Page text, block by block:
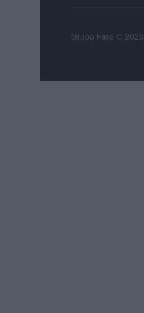
Grupo Faro © 2023